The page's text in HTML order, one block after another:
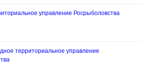
управление Росрыболовства
территориальное управление